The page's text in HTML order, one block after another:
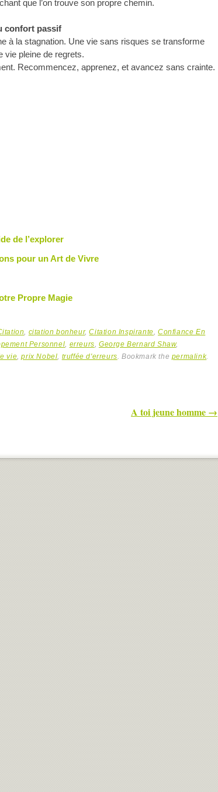
que l’on trouve son propre chemin.
confort passif
à la stagnation. Une vie sans risques se transforme
vie pleine de regrets.
Recommencez, apprenez, et avancez sans crainte.
de l’explorer
pour un Art de Vivre
Propre Magie
, citation bonheur,Citation Inspirante,Confiance En
Personnel, erreurs, George Bernard Shaw,
vie,prix Nobel, truffée d'erreurs. Bookmark the permalink.
A toi jeune homme →